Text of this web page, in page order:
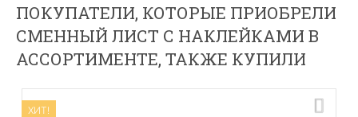
ПОКУПАТЕЛИ, КОТОРЫЕ ПРИОБРЕЛИ
СМЕННЫЙ ЛИСТ С НАКЛЕЙКАМИ В
АССОРТИМЕНТЕ, ТАКЖЕ КУПИЛИ
ХИТ!